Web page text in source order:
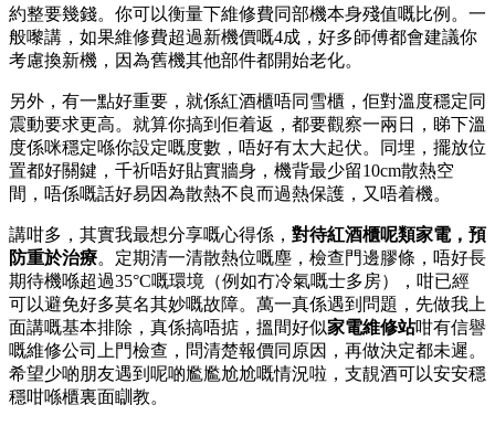
約整要幾錢。你可以衡量下維修費同部機本身殘值嘅比例。一
般嚟講，如果維修費超過新機價嘅4成，好多師傅都會建議你
考慮換新機，因為舊機其他部件都開始老化。
另外，有一點好重要，就係紅酒櫃唔同雪櫃，佢對溫度穩定同
震動要求更高。就算你搞到佢着返，都要觀察一兩日，睇下溫
度係咪穩定喺你設定嘅度數，唔好有太大起伏。同埋，擺放位
置都好關鍵，千祈唔好貼實牆身，機背最少留10cm散熱空
間，唔係嘅話好易因為散熱不良而過熱保護，又唔着機。
講咁多，其實我最想分享嘅心得係， 對待紅酒櫃呢類家電，預
防重於治療。定期清一清散熱位嘅塵，檢查門邊膠條，唔好長
期待機喺超過35°C嘅環境（例如冇冷氣嘅士多房），咁已經
可以避免好多莫名其妙嘅故障。萬一真係遇到問題，先做我上
面講嘅基本排除，真係搞唔掂，搵間好似家電維修站咁有信譽
嘅維修公司上門檢查，問清楚報價同原因，再做決定都未遲。
希望少啲朋友遇到呢啲尷尷尬尬嘅情況啦，支靚酒可以安安穩
穩咁喺櫃裏面瞓教。